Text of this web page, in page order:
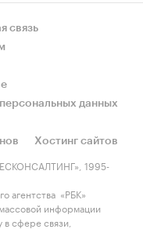
связь
данных
Хостинг сайтов
1995-
агентства «РБК»
информации
сфере связи,